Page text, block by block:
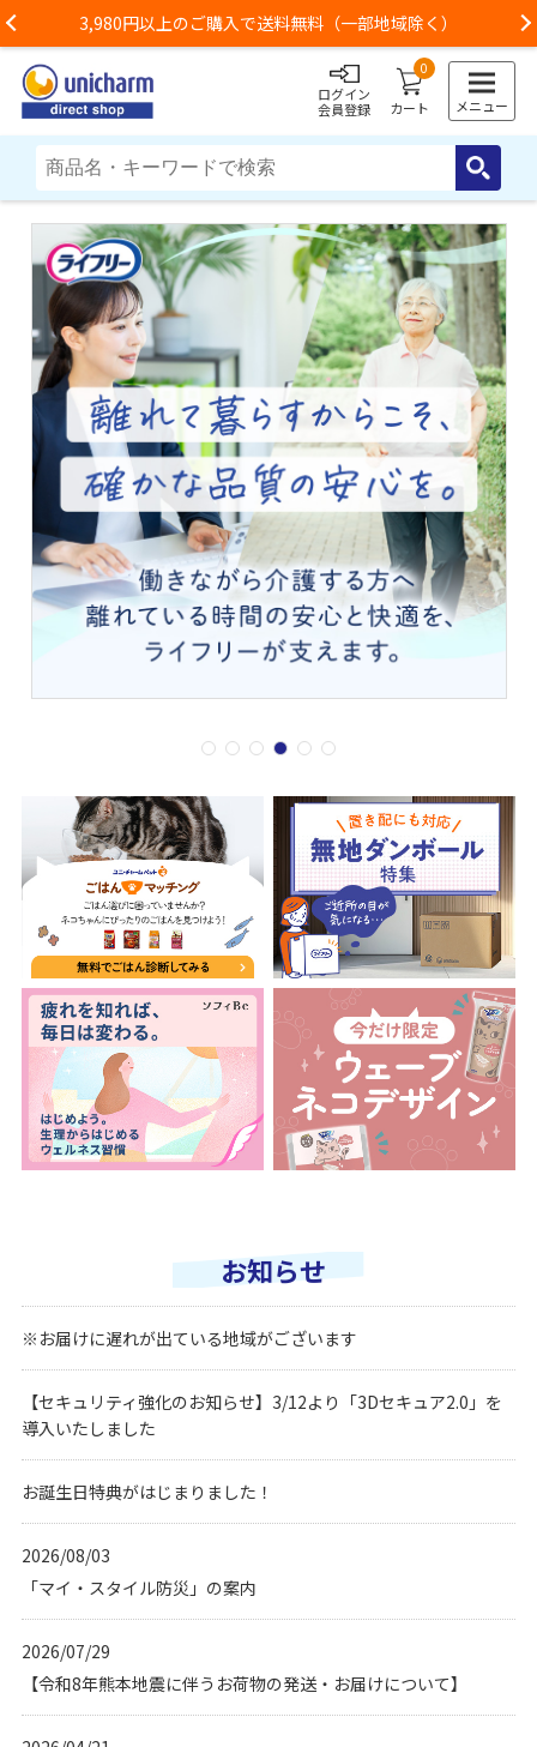
Previous3,980円以上のご購入で送料無料（一部地域除く）
ログイン
会員登録
0
カート メニュー
お知らせ
※お届けに遅れが出ている地域がございます
【セキュリティ強化のお知らせ】3/12より「3Dセキュア2.0」を
導入いたしました
お誕生日特典がはじまりました！
2026/08/03
「マイ・スタイル防災」の案内
2026/07/29
【令和8年熊本地震に伴うお荷物の発送・お届けについて】